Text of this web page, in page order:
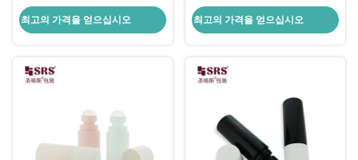
Bottle With CRC Plastic Bottles
최고의 가격을 얻으십시오
방지 녹색 포장
최고의 가격을 얻으십시오